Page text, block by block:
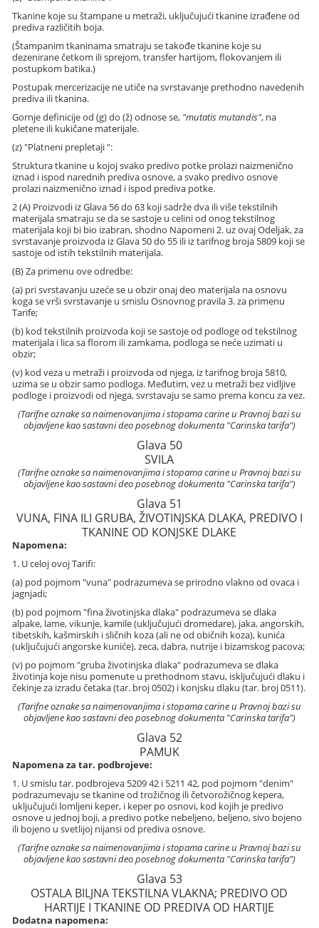
Tkanine koje su štampane u metraži, uključujući tkanine izrađene od
prediva različitih boja.
(Štampanim tkaninama smatraju se takođe tkanine koje su
dezenirane četkom ili sprejom, transfer hartijom, flokovanjem ili
postupkom batika.)
Postupak mercerizacije ne utiče na svrstavanje prethodno navedenih
prediva ili tkanina.
Gornje definicije od (g) do (ž) odnose se, "mutatis mutandis", na
pletene ili kukičane materijale.
(z) "Platneni prepletaji ":
Struktura tkanine u kojoj svako predivo potke prolazi naizmenično
iznad i ispod narednih prediva osnove, a svako predivo osnove
prolazi naizmenično iznad i ispod prediva potke.
2 (A) Proizvodi iz Glava 56 do 63 koji sadrže dva ili više tekstilnih
materijala smatraju se da se sastoje u celini od onog tekstilnog
materijala koji bi bio izabran, shodno Napomeni 2. uz ovaj Odeljak, za
svrstavanje proizvoda iz Glava 50 do 55 ili iz tarifnog broja 5809 koji se
sastoje od istih tekstilnih materijala.
(B) Za primenu ove odredbe:
(a) pri svrstavanju uzeće se u obzir onaj deo materijala na osnovu
koga se vrši svrstavanje u smislu Osnovnog pravila 3. za primenu
Tarife;
(b) kod tekstilnih proizvoda koji se sastoje od podloge od tekstilnog
materijala i lica sa florom ili zamkama, podloga se neće uzimati u
obzir;
(v) kod veza u metraži i proizvoda od njega, iz tarifnog broja 5810,
uzima se u obzir samo podloga. Međutim, vez u metraži bez vidljive
podloge i proizvodi od njega, svrstavaju se samo prema koncu za vez.
(Tarifne oznake sa naimenovanjima i stopama carine u Pravnoj bazi su
objavljene kao sastavni deo posebnog dokumenta "Carinska tarifa")
Glava 50
SVILA
(Tarifne oznake sa naimenovanjima i stopama carine u Pravnoj bazi su
objavljene kao sastavni deo posebnog dokumenta "Carinska tarifa")
Glava 51
VUNA, FINA ILI GRUBA, ŽIVOTINJSKA DLAKA, PREDIVO I
TKANINE OD KONJSKE DLAKE
Napomena:
1. U celoj ovoj Tarifi:
(a) pod pojmom "vuna" podrazumeva se prirodno vlakno od ovaca i
jagnjadi;
(b) pod pojmom "fina životinjska dlaka" podrazumeva se dlaka
alpake, lame, vikunje, kamile (uključujući dromedare), jaka, angorskih,
tibetskih, kašmirskih i sličnih koza (ali ne od običnih koza), kunića
(uključujući angorske kuniće), zeca, dabra, nutrije i bizamskog pacova;
(v) po pojmom "gruba životinjska dlaka" podrazumeva se dlaka
životinja koje nisu pomenute u prethodnom stavu, isključujući dlaku i
čekinje za izradu četaka (tar. broj 0502) i konjsku dlaku (tar. broj 0511).
(Tarifne oznake sa naimenovanjima i stopama carine u Pravnoj bazi su
objavljene kao sastavni deo posebnog dokumenta "Carinska tarifa")
Glava 52
PAMUK
Napomena za tar. podbrojeve:
1. U smislu tar. podbrojeva 5209 42 i 5211 42, pod pojmom "denim"
podrazumevaju se tkanine od trožičnog ili četvorožičnog kepera,
uključujući lomljeni keper, i keper po osnovi, kod kojih je predivo
osnove u jednoj boji, a predivo potke nebeljeno, beljeno, sivo bojeno
ili bojeno u svetlijoj nijansi od prediva osnove.
(Tarifne oznake sa naimenovanjima i stopama carine u Pravnoj bazi su
objavljene kao sastavni deo posebnog dokumenta "Carinska tarifa")
Glava 53
OSTALA BILJNA TEKSTILNA VLAKNA; PREDIVO OD
HARTIJE I TKANINE OD PREDIVA OD HARTIJE
Dodatna napomena: